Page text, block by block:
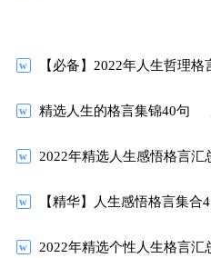
【必备】2022年人生哲理格
精选人生的格言集锦40句
2022年精选人生感悟格言汇
【精华】人生感悟格言集合
2022年精选个性人生格言汇